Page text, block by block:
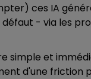
ces IA
- via les
simple et
d'une